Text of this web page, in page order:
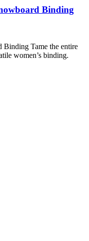
Binding
Binding Tame the entire
women’s binding.